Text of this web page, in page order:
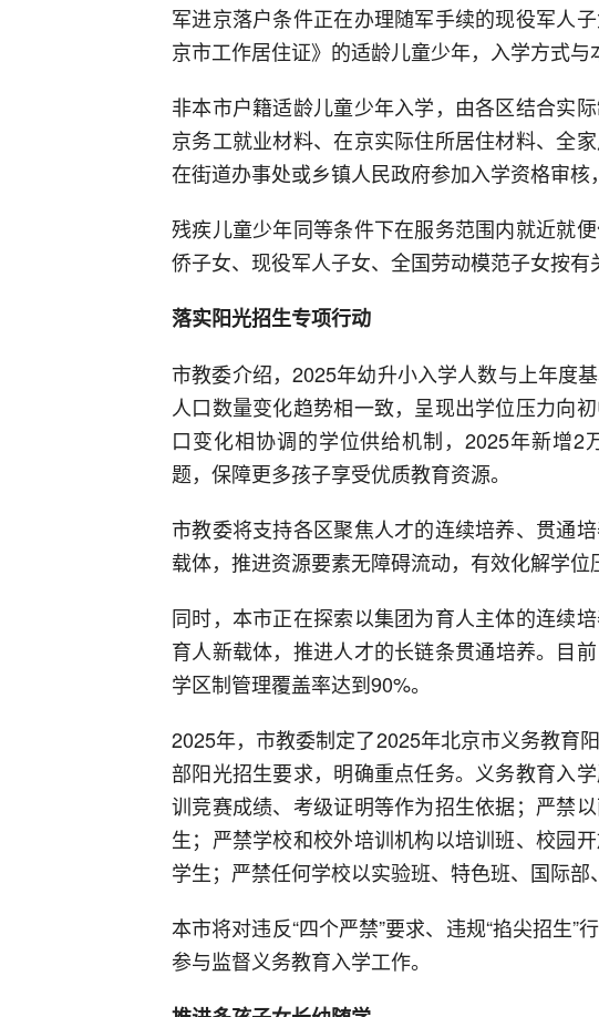
军进京落户条件正在办理随军手续的现役军人
京市工作居住证》的适龄儿童少年，入学方式与
非本市户籍适龄儿童少年入学，由各区结合实
京务工就业材料、在京实际住所居住材料、全
在街道办事处或乡镇人民政府参加入学资格审核
残疾儿童少年同等条件下在服务范围内就近就
侨子女、现役军人子女、全国劳动模范子女按有
落实阳光招生专项行动
市教委介绍，2025年幼升小入学人数与上年度
人口数量变化趋势相一致，呈现出学位压力向
口变化相协调的学位供给机制，2025年新增2
题，保障更多孩子享受优质教育资源。
市教委将支持各区聚焦人才的连续培养、贯通
载体，推进资源要素无障碍流动，有效化解学位
同时，本市正在探索以集团为育人主体的连续
育人新载体，推进人才的长链条贯通培养。目
学区制管理覆盖率达到90%。
2025年，市教委制定了2025年北京市义务教育
部阳光招生要求，明确重点任务。义务教育入
训竞赛成绩、考级证明等作为招生依据；严禁
生；严禁学校和校外培训机构以培训班、校园
学生；严禁任何学校以实验班、特色班、国际部
本市将对违反“四个严禁”要求、违规“掐尖招生
参与监督义务教育入学工作。